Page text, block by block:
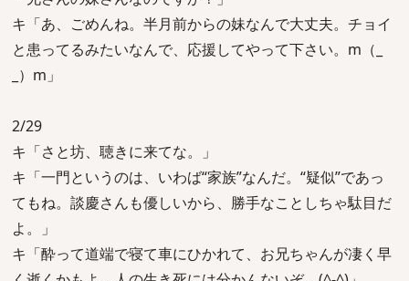
キ「あ、ごめんね。半月前からの妹なんで大丈夫。チョイ
と患ってるみたいなんで、応援してやって下さい。m（_
_）m」
2/29
キ「さと坊、聴きに来てな。」
キ「一門というのは、いわば“家族”なんだ。“疑似”であっ
てもね。談慶さんも優しいから、勝手なことしちゃ駄目だ
よ。」
キ「酔って道端で寝て車にひかれて、お兄ちゃんが凄く早